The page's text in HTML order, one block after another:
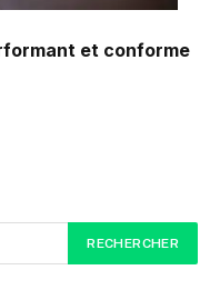
et conforme